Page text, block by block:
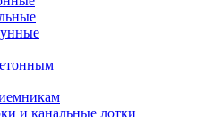
и канальные лотки